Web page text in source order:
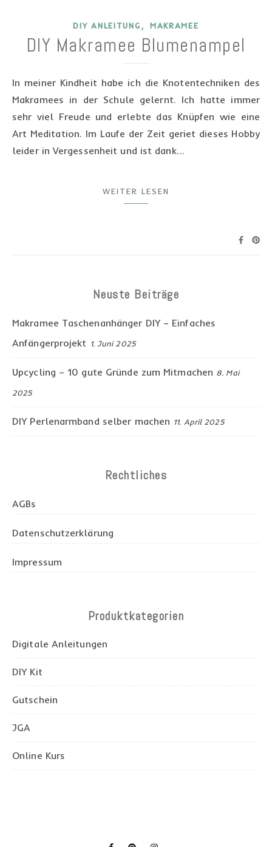
DIY ANLEITUNG , MAKRAMEE
DIY Makramee Blumenampel
In meiner Kindheit habe ich die Knotentechniken des
Makramees in der Schule gelernt. Ich hatte immer
sehr viel Freude und erlebte das Knüpfen wie eine
Art Meditation. Im Laufe der Zeit geriet dieses Hobby
leider in Vergessenheit und ist dank…
WEITER LESEN
Neuste Beiträge
Makramee Taschenanhänger DIY – Einfaches
Anfängerprojekt 1. Juni 2025
Upcycling – 10 gute Gründe zum Mitmachen 8. Mai
2025
DIY Perlenarmband selber machen 11. April 2025
Rechtliches
AGBs
Datenschutzerklärung
Impressum
Produktkategorien
Digitale Anleitungen
DIY Kit
Gutschein
JGA
Online Kurs